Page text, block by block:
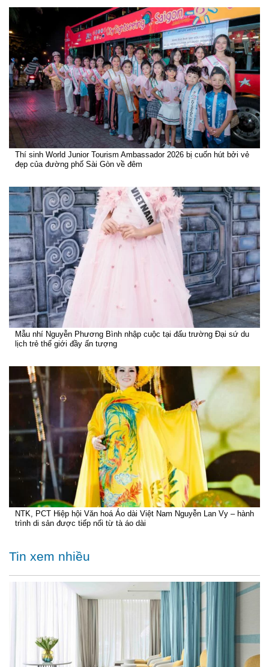
Thí sinh World Junior Tourism Ambassador 2026 bị cuốn hút bởi vẻ
đẹp của đường phố Sài Gòn về đêm
Mẫu nhí Nguyễn Phương Bình nhập cuộc tại đấu trường Đại sứ du
lịch trẻ thế giới đầy ấn tượng
NTK, PCT Hiệp hội Văn hoá Áo dài Việt Nam Nguyễn Lan Vy – hành
trình di sản được tiếp nối từ tà áo dài
Tin xem nhiều